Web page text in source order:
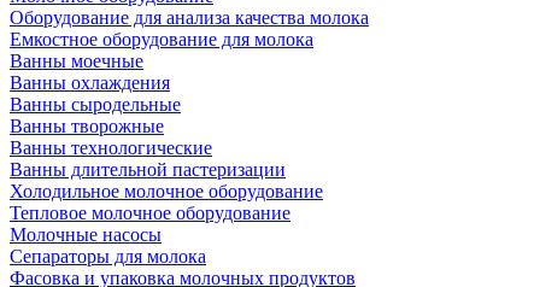
Оборудование для анализа качества молока
Емкостное оборудование для молока
Ванны моечные
Ванны охлаждения
Ванны сыродельные
Ванны творожные
Ванны технологические
Ванны длительной пастеризации
Холодильное молочное оборудование
Тепловое молочное оборудование
Молочные насосы
Сепараторы для молока
Фасовка и упаковка молочных продуктов